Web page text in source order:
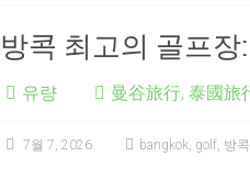
방콕 최고의 골프
유량 曼谷旅行, 泰國旅
7월 7, 2026 bangkok, golf, 방